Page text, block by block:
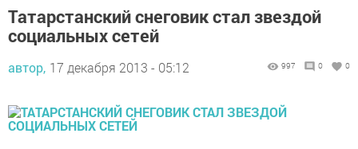
Татарстанский снеговик стал звездой
социальных сетей
автор, 17 декабря 2013 - 05:12 997 0 0